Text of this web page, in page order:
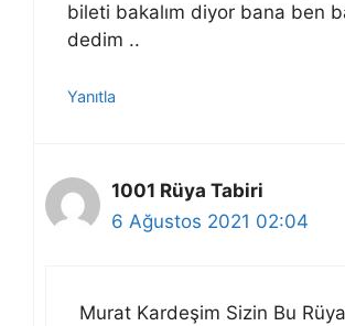
bileti bakalım diyor bana ben
dedim ..
Yanıtla
1001 Rüya Tabiri
6 Ağustos 2021 02:04
Murat Kardeşim Sizin Bu